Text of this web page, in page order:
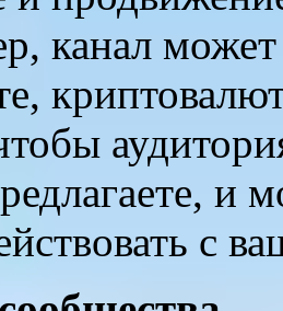
канал
и
с